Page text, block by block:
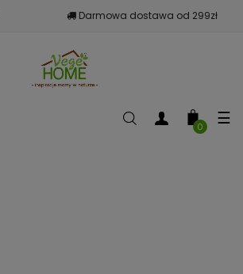
Darmowa dostawa od 299zł
☰
0